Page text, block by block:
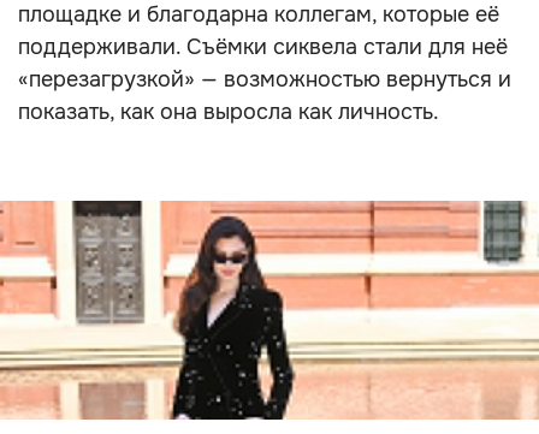
площадке и благодарна коллегам, которые её
поддерживали. Съёмки сиквела стали для неё
«перезагрузкой» — возможностью вернуться и
показать, как она выросла как личность.